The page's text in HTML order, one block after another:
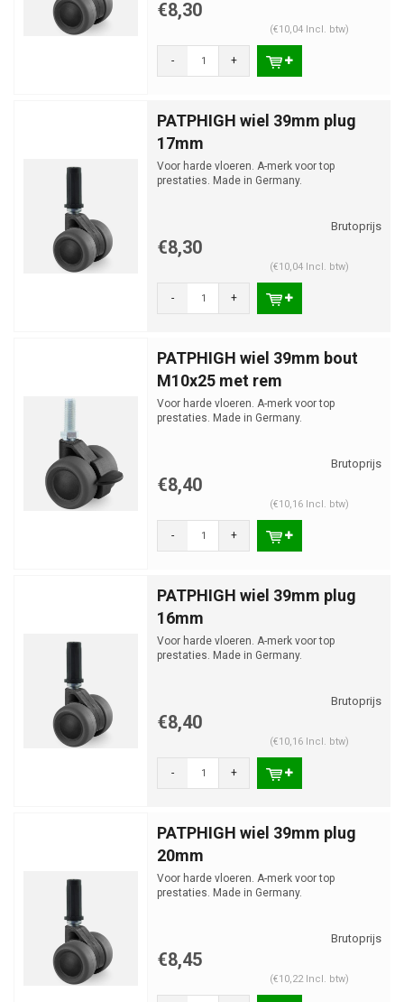
€8,30
(€10,04 Incl. btw)
- +
PATPHIGH wiel 39mm plug
17mm
Voor harde vloeren. A-merk voor top
prestaties. Made in Germany.
€8,30
(€10,04 Incl. btw)
- +
PATPHIGH wiel 39mm bout
M10x25 met rem
Voor harde vloeren. A-merk voor top
prestaties. Made in Germany.
€8,40
(€10,16 Incl. btw)
- +
PATPHIGH wiel 39mm plug
16mm
Voor harde vloeren. A-merk voor top
prestaties. Made in Germany.
€8,40
(€10,16 Incl. btw)
- +
PATPHIGH wiel 39mm plug
20mm
Voor harde vloeren. A-merk voor top
prestaties. Made in Germany.
€8,45
(€10,22 Incl. btw)